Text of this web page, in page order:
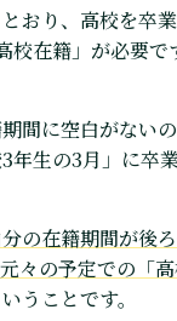
おり、高校を卒業
校在籍」が必要で
間に空白がない
年生の3月」に卒業
の在籍期間が後
々の予定での「
うことです。